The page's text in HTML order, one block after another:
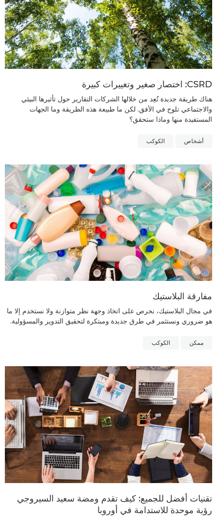
CSRD: اختصار صغير وتغييرات كبيرة
هناك طريقة جديدة تُعِد من خلالها الشركات التقارير حول تأثيرها البيئي
والاجتماعي تلوح في الأفق. لكن ما طبيعة هذه الطريقة وما الجهات
المستفيدة منها وماذا ستحقق؟
أشخاص الكوكب
مفارقة البلاستيك
في مجال البلاستيك، نحرص على اتخاذ وجهة نظر متوازنة ولا نستخدم إلا ما
هو ضروري ونستثمر في طرق جديدة ومبتكرة لتحقيق التدوير والمسؤولية.
ممكن الكوكب
تقنيات أفضل للجميع: كيف تقدم ومضة سعيد السيروجي
رؤية موحدة للاستدامة في أوروبا